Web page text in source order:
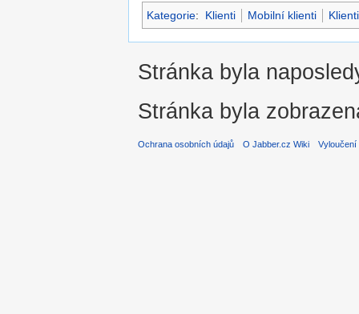
Kategorie: Klienti Mobilní klienti
Stránka byla
Stránka byla
Ochrana osobních údajů O Jabber.cz Wiki Vyloučení